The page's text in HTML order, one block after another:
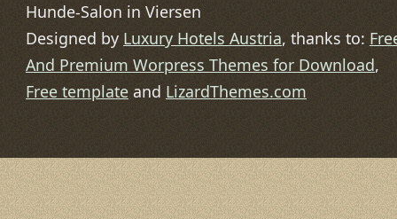
Hunde-Salon in Viersen
Designed by Luxury Hotels Austria, thanks to:
And Premium Worpress Themes for Download,
Free templateand LizardThemes.com